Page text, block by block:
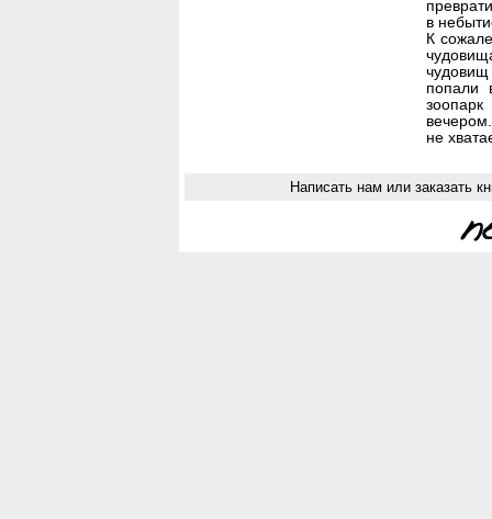
в
К
чудовищ
попали
не
Написать нам или заказать